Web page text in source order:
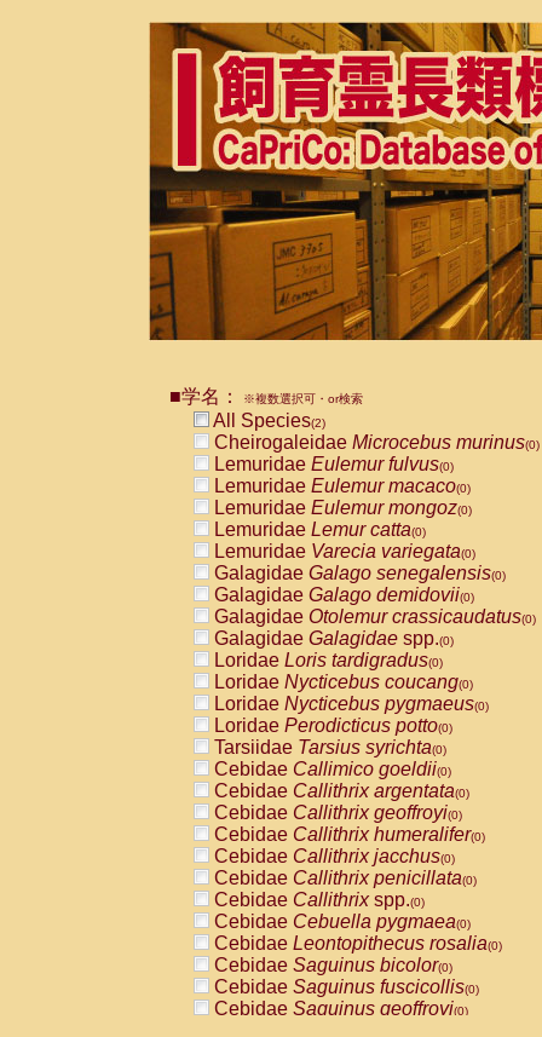
■学名： ※複数選択可・or検索
All Species(2)
Cheirogaleidae Microcebus murinus(0)
Lemuridae Eulemur fulvus(0)
Lemuridae Eulemur macaco(0)
Lemuridae Eulemur mongoz(0)
Lemuridae Lemur catta(0)
Lemuridae Varecia variegata(0)
Galagidae Galago senegalensis(0)
Galagidae Galago demidovii(0)
Galagidae Otolemur crassicaudatus(0)
Galagidae Galagidae spp.(0)
Loridae Loris tardigradus(0)
Loridae Nycticebus coucang(0)
Loridae Nycticebus pygmaeus(0)
Loridae Perodicticus potto(0)
Tarsiidae Tarsius syrichta(0)
Cebidae Callimico goeldii(0)
Cebidae Callithrix argentata(0)
Cebidae Callithrix geoffroyi(0)
Cebidae Callithrix humeralifer(0)
Cebidae Callithrix jacchus(0)
Cebidae Callithrix penicillata(0)
Cebidae Callithrixspp.(0)
Cebidae Cebuella pygmaea(0)
Cebidae Leontopithecus rosalia(0)
Cebidae Saguinus bicolor(0)
Cebidae Saguinus fuscicollis(0)
Cebidae Saguinus geoffroyi(0)